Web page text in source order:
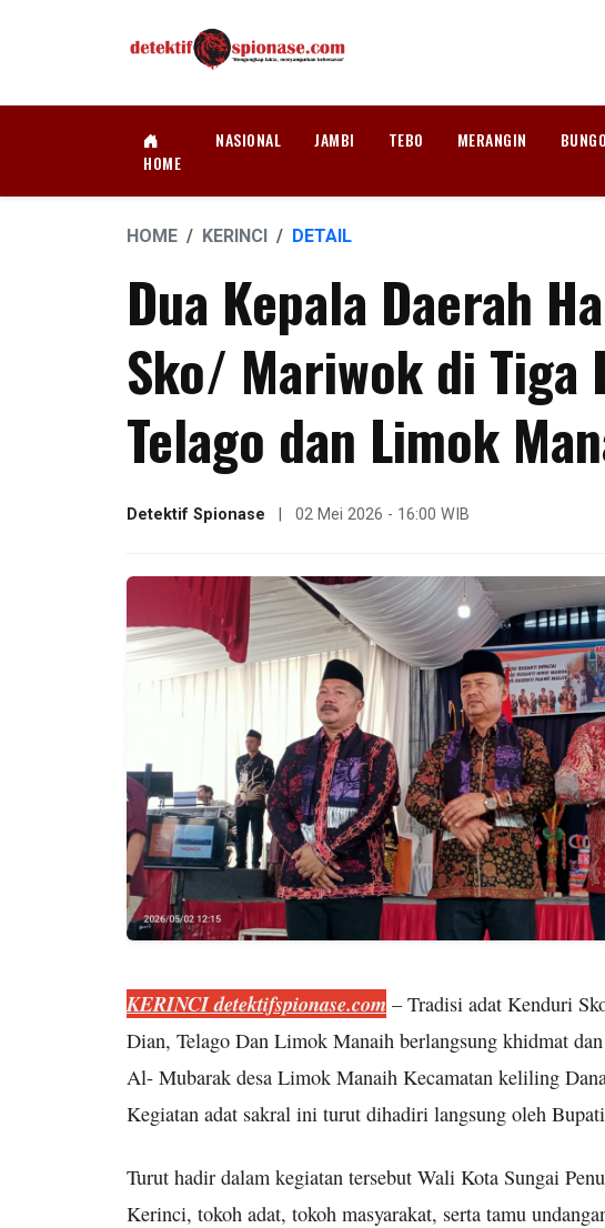
HOME
NASIONAL JAMBI TEBO MERANGIN BUNGO
HOME KERINCI DETAIL
Dua Kepala Daerah
Sko/ Mariwok di Tiga
Telago dan Limok
Detektif Spionase 02 Mei 2026 - 16:00 WIB
KERINCI detektifspionase.com – Tradisi adat Kenduri
Dian, Telago Dan Limok Manaih berlangsung khidmat
Al- Mubarak desa Limok Manaih Kecamatan keliling
Kegiatan adat sakral ini turut dihadiri langsung oleh
Turut hadir dalam kegiatan tersebut Wali Kota Sungai
Kerinci, tokoh adat, tokoh masyarakat, serta tamu